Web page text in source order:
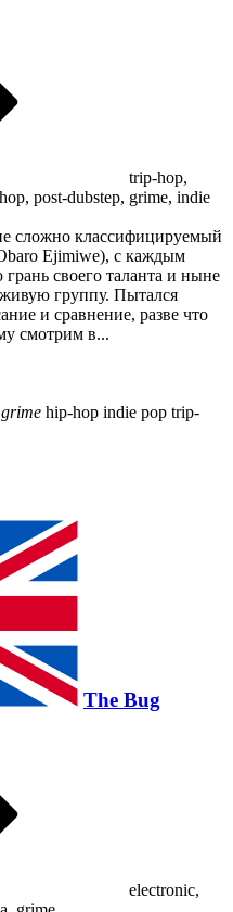
trip-hop,
post-dubstep, grime, indie
сложно классифицируемый
Ejimiwe), с каждым
своего таланта и ныне
группу. Пытался
и сравнение, разве что
смотрим в...
grime hip-hop indie pop trip-
The Bug
electronic,